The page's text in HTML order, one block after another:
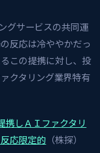
グサービスの共同運
反応は冷ややかだっ
この提携に対し、投
クタリング業界特有
携しＡＩファクタリ
応限定的 （株探）